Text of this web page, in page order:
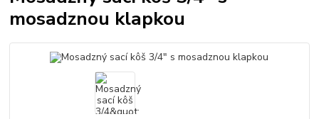
mosadznou klapkou